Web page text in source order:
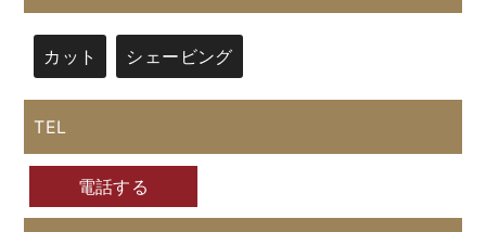
カット シェービング
TEL
電話する